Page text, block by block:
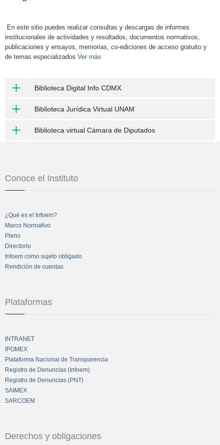
En este sitio puedes realizar consultas y descargas de informes
institucionales de actividades y resultados, documentos normativos,
publicaciones y ensayos, memorias, co-ediciones de acceso gratuito y
de temas especializados Ver más
Biblioteca Digital Info CDMX
Biblioteca Jurídica Virtual UNAM
Biblioteca virtual Cámara de Diputados
Conoce el Instituto
¿Qué es el Infoem?
Marco Normativo
Pleno
Directorio
Infoem como sujeto obligado
Rendición de cuentas
Plataformas
INTRANET
IPOMEX
Plataforma Nacional de Transparencia
Registro de Denuncias (Infoem)
Registro de Denuncias (PNT)
SAIMEX
SARCOEM
Derechos y obligaciones